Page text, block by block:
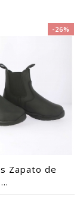
-26%
Zapato de